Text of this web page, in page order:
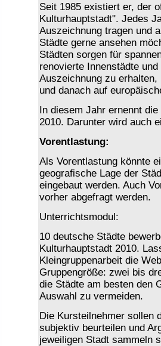
Seit 1985 existiert er, der
Kulturhauptstadt". Jedes
Auszeichnung tragen und
Städte gerne ansehen
Städten sorgen für
renovierte Innenstädte
Auszeichnung zu
und danach auf
In diesem Jahr ernennt
2010. Darunter wird auch
Vorentlastung:
Als Vorentlastung könnte
geografische Lage der
eingebaut werden. Auch
vorher abgefragt werden.
Unterrichtsmodul:
10 deutsche Städte
Kulturhauptstadt 2010.
Kleingruppenarbeit die
Gruppengröße: zwei bis
die Städte am besten den
Auswahl zu vermeiden.
Die Kursteilnehmer sollen
subjektiv beurteilen und
jeweiligen Stadt sammeln